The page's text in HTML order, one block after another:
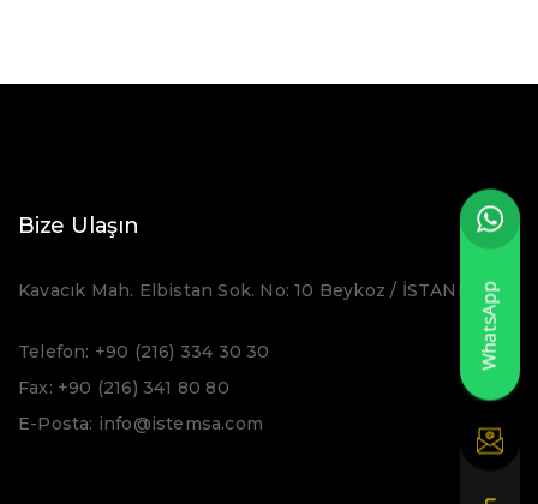
Bize Ulaşın
Kavacık Mah. Elbistan Sok. No: 10 Beykoz / İSTANBUL
Telefon: +90 (216) 334 30 30
Fax: +90 (216) 341 80 80
E-Posta: info@istemsa.com